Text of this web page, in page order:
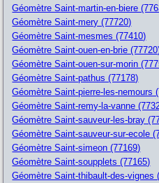
Géomètre Saint-martin-en-biere
Géomètre Saint-mery (77720)
Géomètre Saint-mesmes (77410)
Géomètre Saint-ouen-en-brie
Géomètre Saint-ouen-sur-morin
Géomètre Saint-pathus (77178)
Géomètre Saint-pierre-les-nemours
Géomètre Saint-remy-la-vanne
Géomètre Saint-sauveur-les-bray
Géomètre Saint-sauveur-sur-ecole
Géomètre Saint-simeon (77169)
Géomètre Saint-soupplets (77165)
Géomètre Saint-thibault-des-vignes